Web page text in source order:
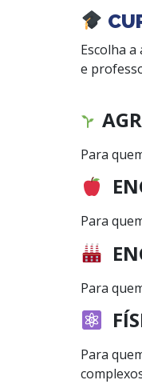
Escolha
e
Para
Para
Para
Para